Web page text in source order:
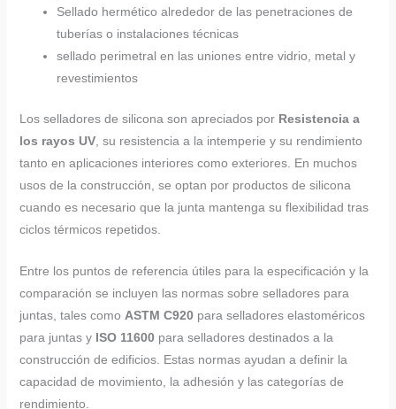
Sellado hermético alrededor de las penetraciones de
tuberías o instalaciones técnicas
sellado perimetral en las uniones entre vidrio, metal y
revestimientos
Los selladores de silicona son apreciados por Resistencia a
los rayos UV, su resistencia a la intemperie y su rendimiento
tanto en aplicaciones interiores como exteriores. En muchos
usos de la construcción, se optan por productos de silicona
cuando es necesario que la junta mantenga su flexibilidad tras
ciclos térmicos repetidos.
Entre los puntos de referencia útiles para la especificación y la
comparación se incluyen las normas sobre selladores para
juntas, tales como ASTM C920para selladores elastoméricos
para juntas y ISO 11600para selladores destinados a la
construcción de edificios. Estas normas ayudan a definir la
capacidad de movimiento, la adhesión y las categorías de
rendimiento.